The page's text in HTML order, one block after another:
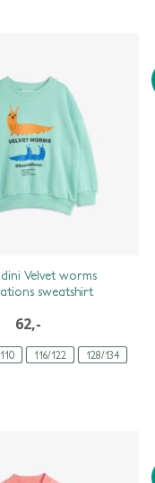
116/122 128/134
Velvet worms
sweatshirt
62,-